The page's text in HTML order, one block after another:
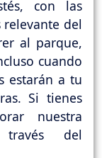
con las
del
al parque,
cuando
estarán a tu
Si tienes
nuestra
través del